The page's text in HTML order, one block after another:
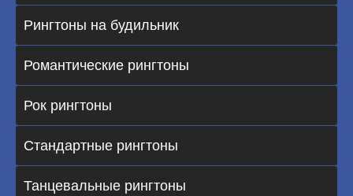
Рингтоны на будильник
Романтические рингтоны
Рок рингтоны
Стандартные рингтоны
Танцевальные рингтоны